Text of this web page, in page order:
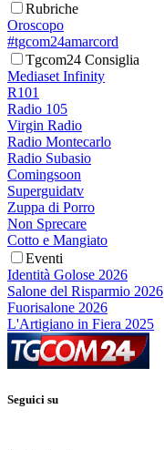
Rubriche
Oroscopo
#tgcom24amarcord
Tgcom24 Consiglia
Mediaset Infinity
R101
Radio 105
Virgin Radio
Radio Montecarlo
Radio Subasio
Comingsoon
Superguidatv
Zuppa di Porro
Non Sprecare
Cotto e Mangiato
Eventi
Identità Golose 2026
Salone del Risparmio 2026
Fuorisalone 2026
L'Artigiano in Fiera 2025
Seguici su